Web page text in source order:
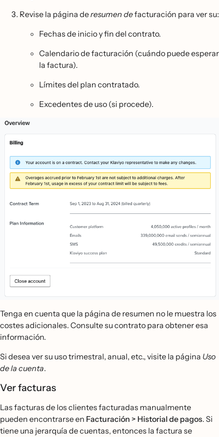
Revise la página deresumen defacturación para ver su:
Fechas de inicio y fin del contrato.
Calendario de facturación (cuándo puede esperar
la factura).
Límites del plan contratado.
Excedentes de uso (si procede).
Tenga en cuenta que la página de resumen no le muestra los
costes adicionales. Consulte su contrato para obtener esa
información.
Si desea ver su uso trimestral, anual, etc., visite la página Uso
de la cuenta.
Ver facturas
Las facturas de los clientes facturadas manualmente
pueden encontrarse en Facturación > Historial de pagos. Si
tiene una jerarquía de cuentas, entonces la factura se